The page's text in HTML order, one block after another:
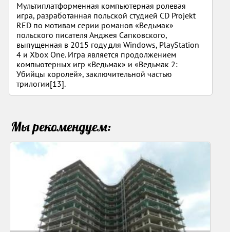
Мультиплатформенная компьютерная ролевая
игра, разработанная польской студией CD Projekt
RED по мотивам серии романов «Ведьмак»
польского писателя Анджея Сапковского,
выпущенная в 2015 году для Windows, PlayStation
4 и Xbox One. Игра является продолжением
компьютерных игр «Ведьмак» и «Ведьмак 2:
Убийцы королей», заключительной частью
трилогии[13].
Мы рекомендуем: